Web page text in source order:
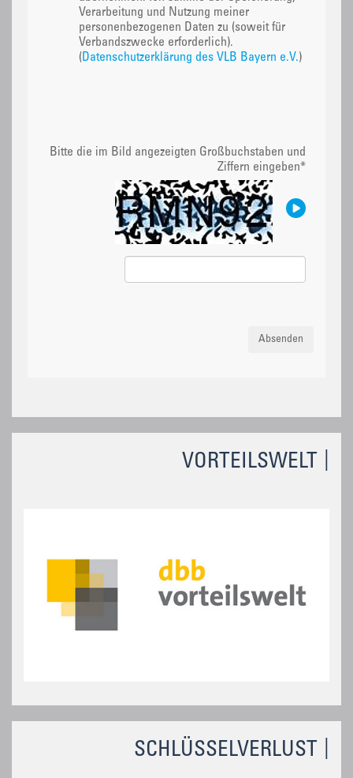
VORTEILSWELT
SCHLÜSSELVERLUST
Verarbeitung und Nutzung meiner
personenbezogenen Daten zu (soweit für
Verbandszwecke erforderlich).
(Datenschutzerklärung des VLB Bayern e.V.)
Bitte die im Bild angezeigten Großbuchstaben und
Ziffern eingeben*
Absenden